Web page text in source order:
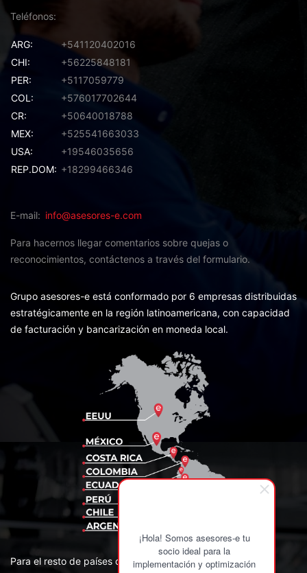
¡Hola! Somos asesores-e tu
socio ideal para la
implementación y optimización
Teléfonos
ARG:
+541120402016
CHI:
+56225848181
PER:
+5117059779
COL:
+576017702644
CR:
+50640018788
MEX:
+525541663033
USA:
+19546035656
REP.DOM: +18299466346
E-mail info@asesores-e.com
Para hacernos llegar comentarios sobre quejas o
reconocimientos, contáctenos a través del formulario.
Grupo asesores-e está conformado por 6 empresas distribuidas
estratégicamente en la región latinoamericana, con capacidad
de facturación y bancarización en moneda local.
Para el resto de países de la región contamos con Partners